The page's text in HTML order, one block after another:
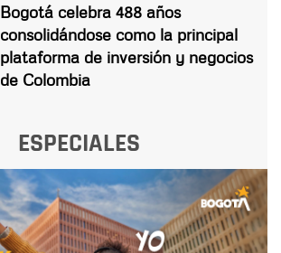
Bogotá celebra 488 años
consolidándose como la principal
plataforma de inversión y negocios
de Colombia
ESPECIALES